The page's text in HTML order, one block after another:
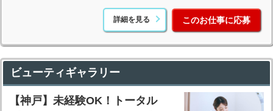
詳細を見る このお仕事に応募
ビューティギャラリー
【神戸】未経験OK！トータル